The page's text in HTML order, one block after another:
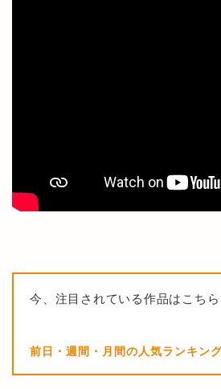
今、注目されている作品はこちら
前日・週間・月間の人気ランキン